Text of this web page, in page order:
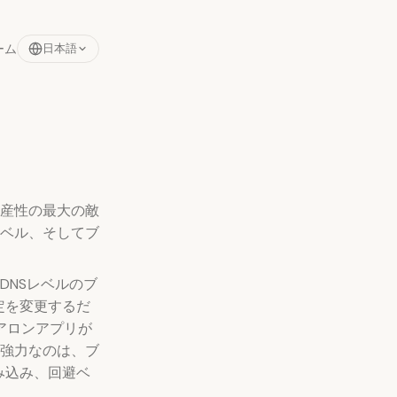
ム 日本語
性の最大の敵
ル、そしてブ
レベルのブ
を変更するだ
ロンアプリが
力なのは、ブ
み、回避ベ